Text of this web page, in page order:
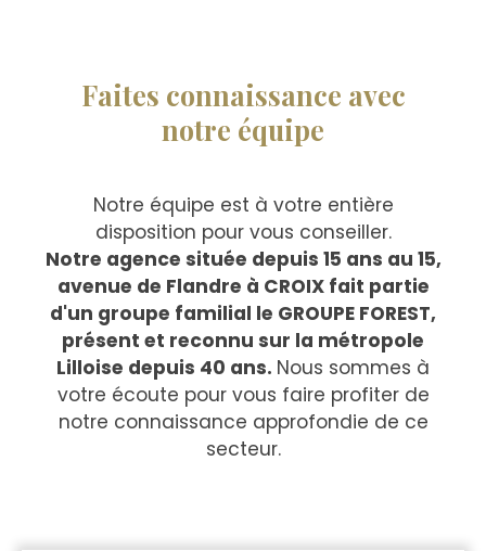
Faites connaissance avec
notre équipe
Notre équipe est à votre entière
disposition pour vous conseiller.
Notre agence située depuis 15 ans au 15,
avenue de Flandre à CROIX fait partie
d'un groupe familial le GROUPE FOREST,
présent et reconnu sur la métropole
Lilloise depuis 40 ans. Nous sommes à
votre écoute pour vous faire profiter de
notre connaissance approfondie de ce
secteur.